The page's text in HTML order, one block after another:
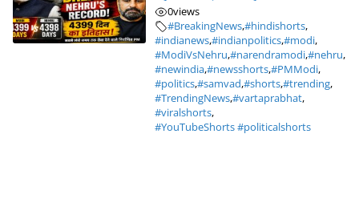
0views
#BreakingNews,#hindishorts,
#indianews,#indianpolitics,#modi,
#ModiVsNehru,#narendramodi,#nehru,
#newindia,#newsshorts,#PMModi,
#politics,#samvad,#shorts,#trending,
#TrendingNews,#vartaprabhat,
#viralshorts,
#YouTubeShorts #politicalshorts